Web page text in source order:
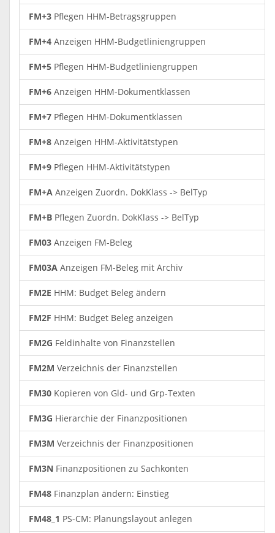
FM+3 Pflegen HHM-Betragsgruppen
FM+4 Anzeigen HHM-Budgetliniengruppen
FM+5 Pflegen HHM-Budgetliniengruppen
FM+6 Anzeigen HHM-Dokumentklassen
FM+7 Pflegen HHM-Dokumentklassen
FM+8 Anzeigen HHM-Aktivitätstypen
FM+9 Pflegen HHM-Aktivitätstypen
FM+A Anzeigen Zuordn. DokKlass -> BelTyp
FM+B Pflegen Zuordn. DokKlass -> BelTyp
FM03 Anzeigen FM-Beleg
FM03A Anzeigen FM-Beleg mit Archiv
FM2E HHM: Budget Beleg ändern
FM2F HHM: Budget Beleg anzeigen
FM2G Feldinhalte von Finanzstellen
FM2M Verzeichnis der Finanzstellen
FM30 Kopieren von Gld- und Grp-Texten
FM3G Hierarchie der Finanzpositionen
FM3M Verzeichnis der Finanzpositionen
FM3N Finanzpositionen zu Sachkonten
FM48 Finanzplan ändern: Einstieg
FM48_1 PS-CM: Planungslayout anlegen